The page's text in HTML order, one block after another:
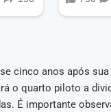
cinco anos após
o quarto piloto a
É importante